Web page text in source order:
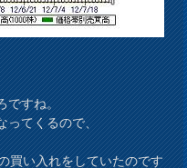
ですね。
ってくるので、
買い入れをしていたのです